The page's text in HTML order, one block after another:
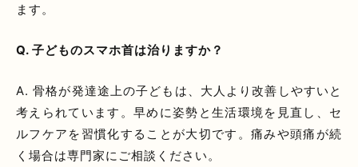
ます。
Q. 子どものスマホ首は治りますか？
A. 骨格が発達途上の子どもは、大人より改善しやすいと
考えられています。早めに姿勢と生活環境を見直し、セ
ルフケアを習慣化することが大切です。痛みや頭痛が続
く場合は専門家にご相談ください。